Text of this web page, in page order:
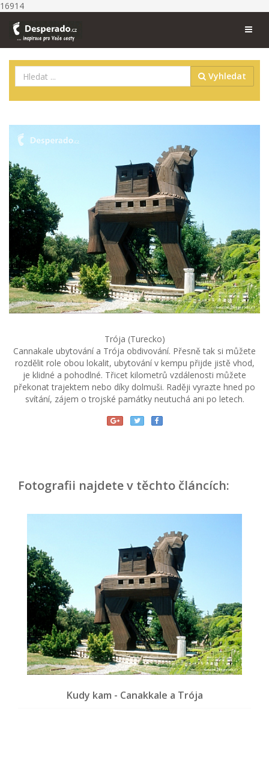
16914
Vyhledat
Trója (Turecko)
Cannakale ubytování a Trója obdivování. Přesně tak si můžete
rozdělit role obou lokalit, ubytování v kempu přijde jistě vhod,
je klidné a pohodlné. Třicet kilometrů vzdálenosti můžete
překonat trajektem nebo díky dolmuši. Raději vyrazte hned po
svítání, zájem o trojské památky neutuchá ani po letech.
Fotografii najdete v těchto článcích:
Kudy kam - Canakkale a Trója